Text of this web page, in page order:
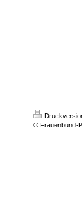
© Frauenbund-